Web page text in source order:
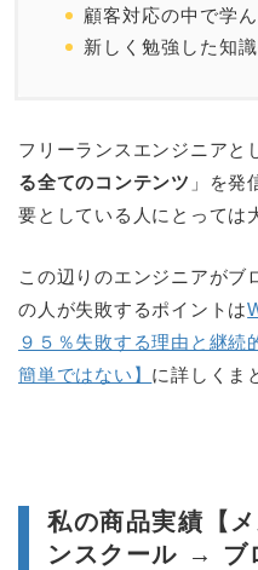
顧客対応の中で学
新しく勉強した知
フリーランスエンジニアと
る全てのコンテンツ 」を発
要としている人にとっては
この辺りのエンジニアがブ
の人が失敗するポイントは
９５％失敗する理由と継続
簡単ではない】 に詳しくま
私の商品実績【
ンスクール → ブ